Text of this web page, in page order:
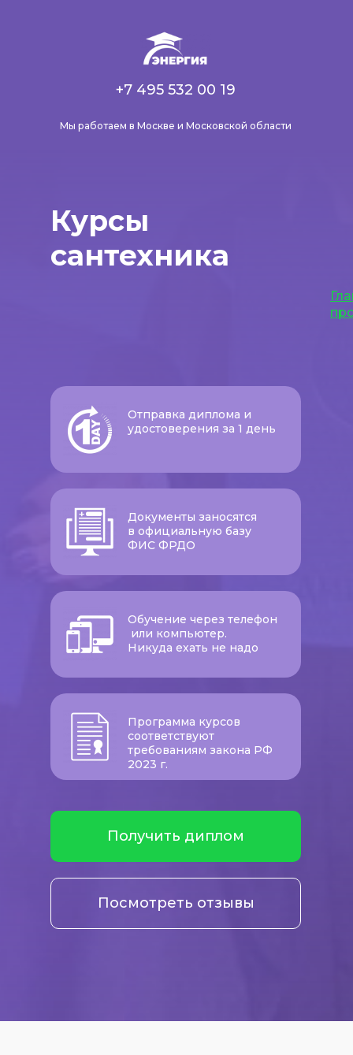
Мы работаем в Москве и Московской области
+7 495 532 00 19
Курсы
сантехника
Получить диплом
Отправка диплома и
удостоверения за 1 день
Документы заносятся
в официальную базу
ФИС ФРДО
Обучение через телефон
или компьютер.
Никуда ехать не надо
Программа курсов
соответствуют
требованиям закона РФ
2023 г.
Посмотреть отзывы